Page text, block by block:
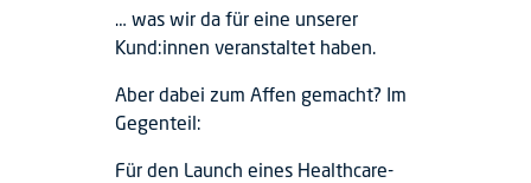
… was wir da für eine unserer
Kund:innen veranstaltet haben.
Aber dabei zum Affen gemacht? Im
Gegenteil:
Für den Launch eines Healthcare-